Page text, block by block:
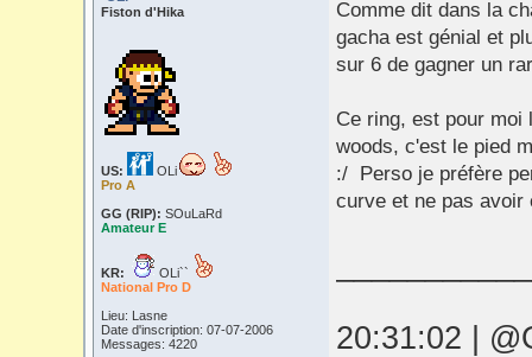
Fiston d'Hika
US:
OLi
Pro A
GG (RIP): SOuLaRd
Amateur E
KR:
OLi``
National Pro D
Lieu: Lasne
Date d'inscription: 07-07-2006
Messages: 4220
Comme dit dans la
gacha est génial et
sur 6 de gagner un
Ce ring, est pour
woods, c'est le pied
:/ Perso je préfère
curve et ne pas
20:31:02 |